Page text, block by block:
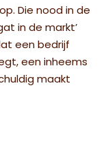
Die nood in de
in de markt’
een bedrijf
een inheems
maakt